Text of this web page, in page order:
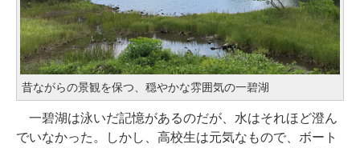
昔ながらの景観を保つ、穏やかな雰囲気の一碧湖
一碧湖は泳いだ記憶があるのだが、水はそれほど澄ん
でいなかった。しかし、高校生は元気なもので、ボート